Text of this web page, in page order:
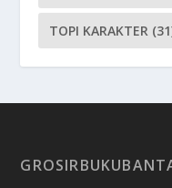
TOPI KARAKTER